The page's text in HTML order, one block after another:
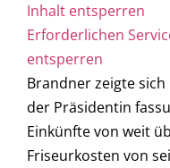
Inhalt entsperren
Erforderlichen
entsperren
Brandner zeigte
der Präsidentin
Einkünfte von weit
Friseurkosten von